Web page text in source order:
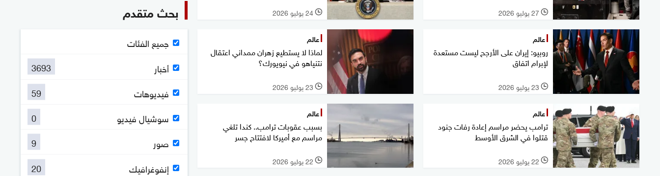
l 27 يوليو 2026 l 24 يوليو 2026
عالم
روبيو: إيران على الأرجح ليست مستعدة
لإبرام اتفاق
l 23 يوليو 2026
عالم
لماذا لا يستطيع زهران ممداني اعتقال
نتنياهو في نيويورك؟
l 23 يوليو 2026
عالم
ترامب يحضر مراسم إعادة رفات جنود
قتلوا في الشرق الأوسط
l 22 يوليو 2026
عالم
بسبب عقوبات ترامب.. كندا تلغي
مراسم مع أميركا لافتتاح جسر
l 22 يوليو 2026
بحث متقدم
جميع الفئات
أخبار
3693
فيديوهات
59
سوشيال فيديو
0
صور
9
إنفوغرافيك
20